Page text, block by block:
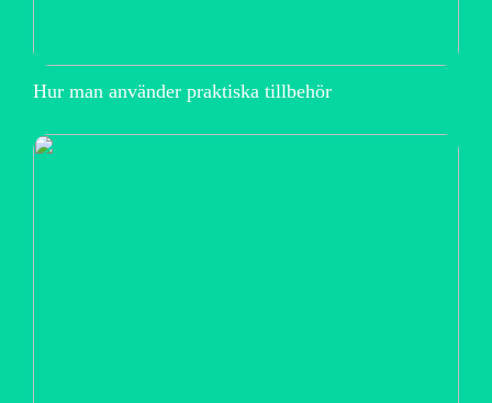
Hur man använder praktiska tillbehör